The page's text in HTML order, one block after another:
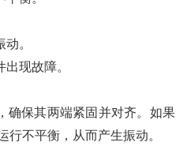
。
现故障。
确保其两端紧固并对齐。如果
行不平衡，从而产生振动。